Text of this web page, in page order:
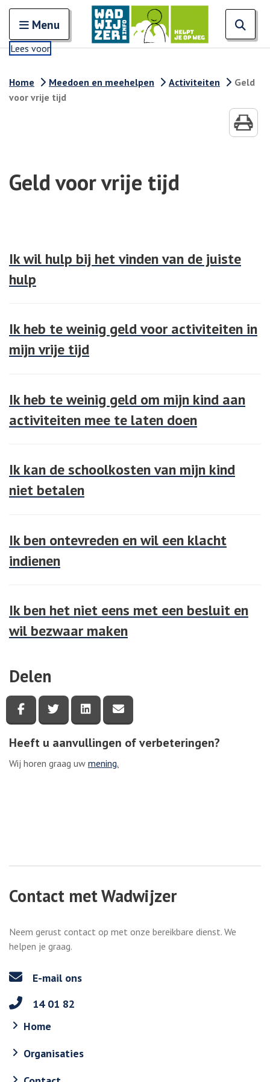
Open en sluit het
Menu
Lees voor
Home Meedoen en meehelpen Activiteiten
Geld
voor vrije tijd
Geld voor vrije tijd
Ik wil hulp bij het vinden van de juiste
hulp
Ik heb te weinig geld voor activiteiten in
mijn vrije tijd
Ik heb te weinig geld om mijn kind aan
activiteiten mee te laten doen
Ik kan de schoolkosten van mijn kind
niet betalen
Ik ben ontevreden en wil een klacht
indienen
Ik ben het niet eens met een besluit en
wil bezwaar maken
Delen
Deel deze pagina via Facebook
Deel deze pagina via Twitter
Deel deze pagina via LinkedIn
Heeft u aanvullingen of verbeteringen?
Wij horen graag uw mening.
Contact met Wadwijzer
Neem gerust contact op met onze bereikbare dienst. We
helpen je graag.
E-mail ons
14 01 82
Home
Organisaties